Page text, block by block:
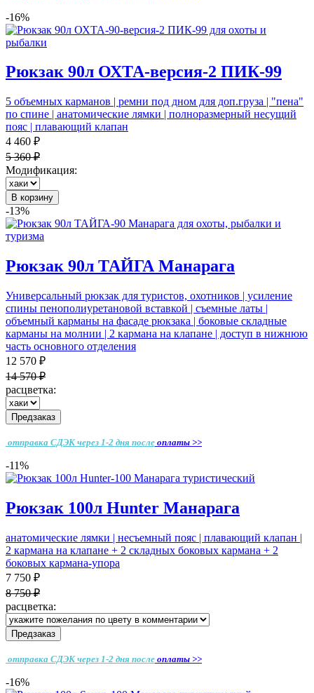
-16%
Рюкзак 90л ОХТА-версия-2 ПИК-99
5 объемных карманов | ремни под дном для доп.груза | "пена"
по спине | анатомические лямки | полноразмерный несущий
пояс | плавающий клапан
4 460 ₽
5 360 ₽
Модификация:
В корзину
-13%
Рюкзак 90л ТАЙГА Манарага
Универсальный рюкзак для туристов, охотников | усиление
спины пенополиуретановой вставкой | съемные латы |
объемный карманы на фасаде рюкзака | боковые складные
карманы на молнии | 2 кармана на клапане | доступ в нижнюю
часть основного отделения
12 570 ₽
14 570 ₽
расцветка:
Предзаказ
отправка СДЭК через 1-2 дня после оплаты >>
-11%
Рюкзак 100л Hunter Манарага
анатомические лямки | несъемный пояс | плавающий клапан |
2 кармана на клапане + 2 складных боковых кармана + 2
боковых кармана-упора
7 750 ₽
8 750 ₽
расцветка:
Предзаказ
отправка СДЭК через 1-2 дня после оплаты >>
-16%